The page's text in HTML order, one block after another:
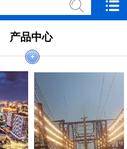
搜索
+
产品中心